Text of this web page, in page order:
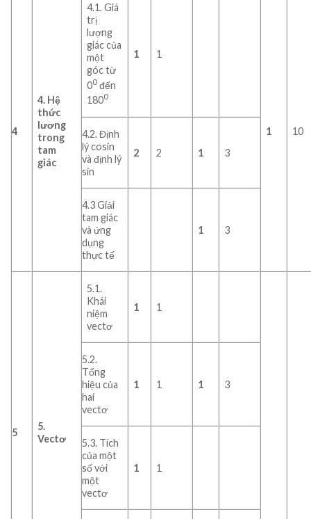
4
4. Hệ
thức
lương
trong
tam
giác
4.1. Giá
trị
lượng
giác của
một
góc từ
00 đến
1800
1 1
1 10
4.2. Định
lý cosin
và định lý
sin
2 2 1 3
4.3 Giải
tam giác
và ứng
dụng
thực tế
1 3
5
5.
Vectơ
5.1.
Khái
niệm
vectơ
1 1
5.2.
Tổng
hiệu của
hai
vectơ
1 1 1 3
5.3. Tích
của một
số với
một
vectơ
1 1